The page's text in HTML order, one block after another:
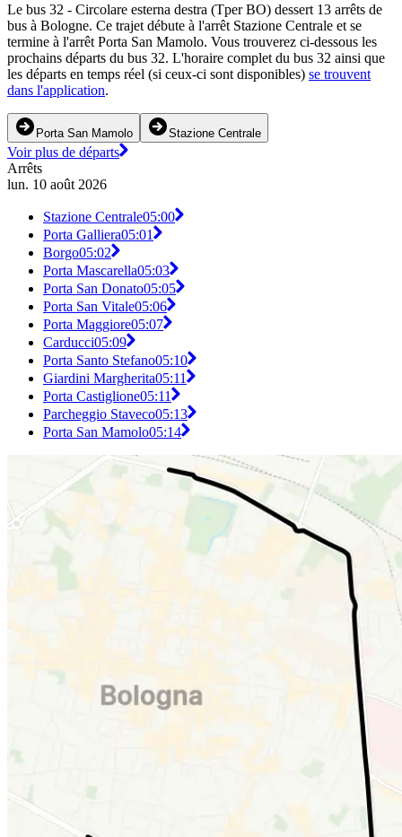
Le bus 32 - Circolare esterna destra (Tper BO) dessert 13 arrêts de
bus à Bologne. Ce trajet débute à l'arrêt Stazione Centrale et se
termine à l'arrêt Porta San Mamolo. Vous trouverez ci-dessous les
prochains départs du bus 32. L'horaire complet du bus 32 ainsi que
les départs en temps réel (si ceux-ci sont disponibles) se trouvent
dans l'application.
Porta San Mamolo Stazione Centrale
Voir plus de départs
Arrêts
lun. 10 août 2026
Stazione Centrale05:00
Porta Galliera05:01
Borgo05:02
Porta Mascarella05:03
Porta San Donato05:05
Porta San Vitale05:06
Porta Maggiore05:07
Carducci05:09
Porta Santo Stefano05:10
Giardini Margherita05:11
Porta Castiglione05:11
Parcheggio Staveco05:13
Porta San Mamolo05:14